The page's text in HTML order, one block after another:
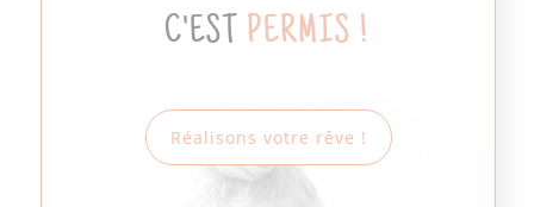
C'EST PERMIS !
Réalisons votre rêve !